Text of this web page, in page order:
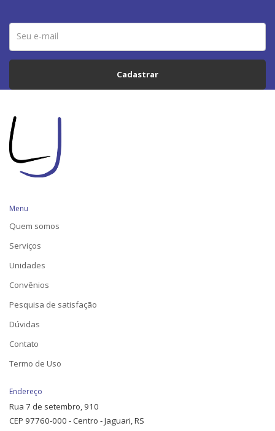
Cadastrar
Menu
Quem somos
Serviços
Unidades
Convênios
Pesquisa de satisfação
Dúvidas
Contato
Termo de Uso
Endereço
Rua 7 de setembro, 910
CEP 97760-000 - Centro - Jaguari, RS